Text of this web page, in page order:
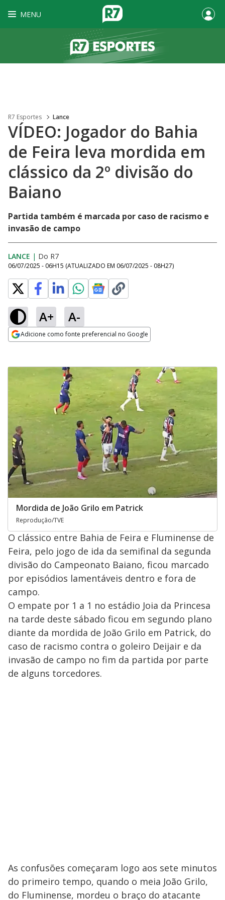
MENU
R7 Esportes Lance
VÍDEO: Jogador do Bahia
de Feira leva mordida em
clássico da 2º divisão do
Baiano
Partida também é marcada por caso de racismo e
invasão de campo
LANCE | Do R7
06/07/2025 - 06H15 (ATUALIZADO EM 06/07/2025 - 08H27)
A+ A-
Adicione como fonte preferencial no Google
Mordida de João Grilo em Patrick
Reprodução/TVE
O clássico entre Bahia de Feira e Fluminense de
Feira, pelo jogo de ida da semifinal da segunda
divisão do Campeonato Baiano, ficou marcado
por episódios lamentáveis dentro e fora de
campo.
O empate por 1 a 1 no estádio Joia da Princesa
na tarde deste sábado ficou em segundo plano
diante da mordida de João Grilo em Patrick, do
caso de racismo contra o goleiro Deijair e da
invasão de campo no fim da partida por parte
de alguns torcedores.
As confusões começaram logo aos sete minutos
do primeiro tempo, quando o meia João Grilo,
do Fluminense, mordeu o braço do atacante